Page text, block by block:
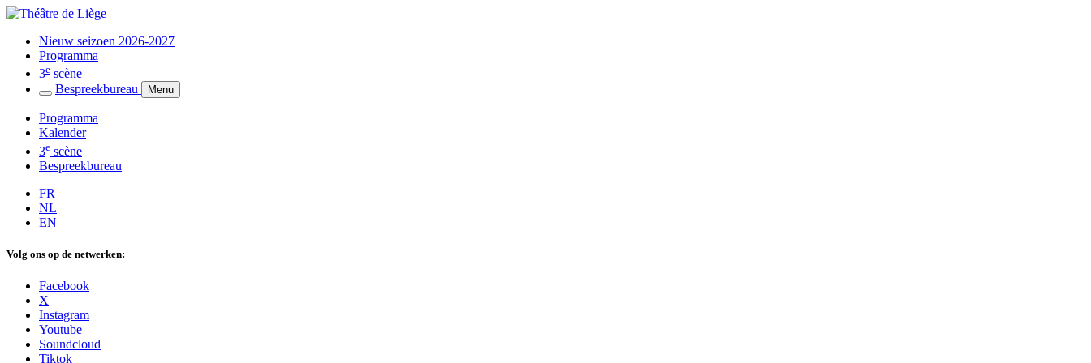
Nieuw seizoen 2026-2027
Programma
3e scène
Bespreekbureau
Menu
Programma
Kalender
3e scène
Bespreekbureau
FR
NL
EN
Volg ons op de netwerken:
Facebook
X
Instagram
Youtube
Soundcloud
Tiktok